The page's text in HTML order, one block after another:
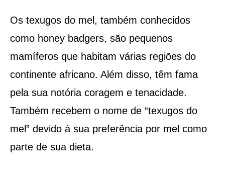
Os texugos do mel, também conhecidos
como honey badgers, são pequenos
mamíferos que habitam várias regiões do
continente africano. Além disso, têm fama
pela sua notória coragem e tenacidade.
Também recebem o nome de “texugos do
mel” devido à sua preferência por mel como
parte de sua dieta.